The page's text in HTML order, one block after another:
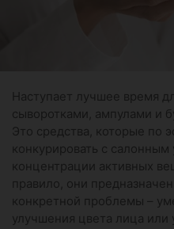
Наступает лучшее время
сыворотками, ампулами и
Это средства, которые по
конкурировать с
концентрации активных
правило, они
конкретной проблемы –
улучшения цвета лица или